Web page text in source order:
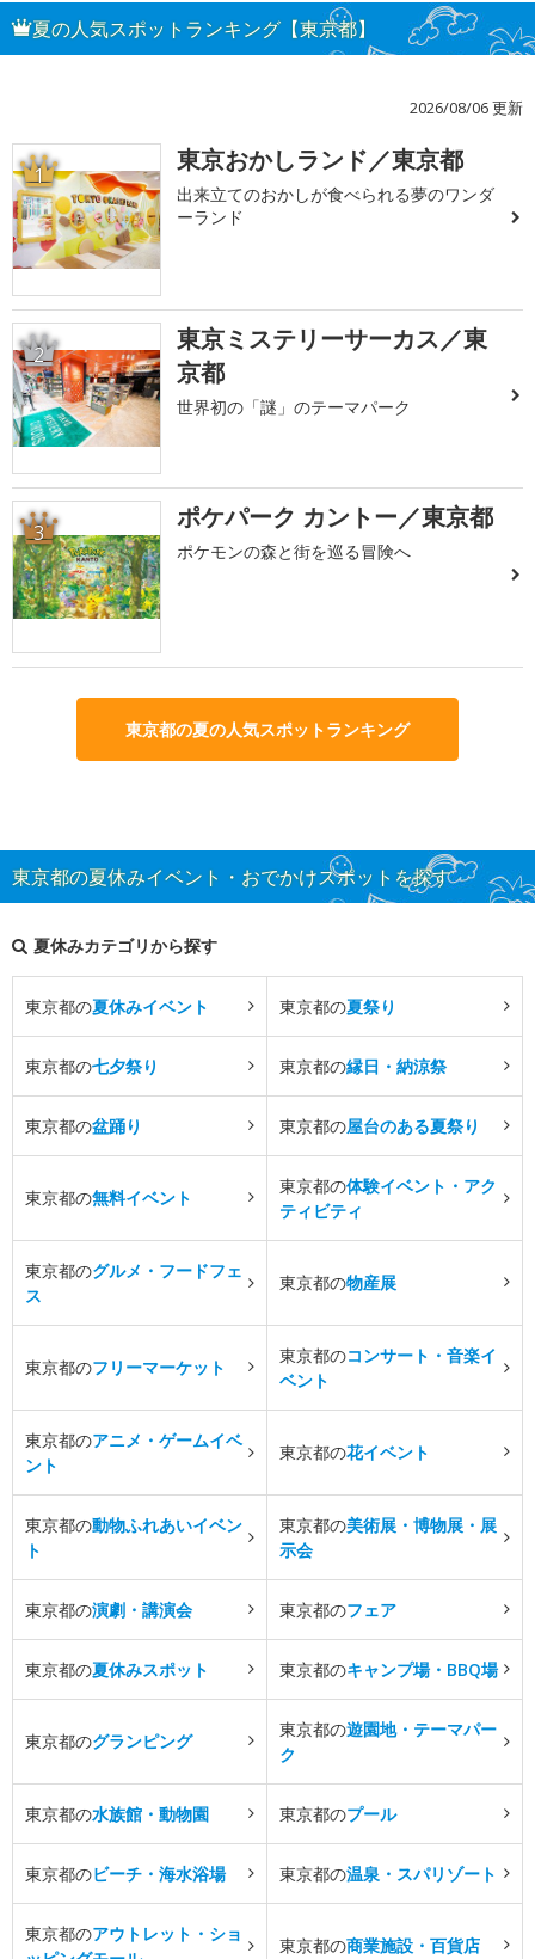
夏の人気スポットランキング【東京都】
2026/08/06 更新
1 東京おかしランド／東京都
出来立てのおかしが食べられる夢のワンダ
ーランド
2
東京ミステリーサーカス／東
京都
世界初の「謎」のテーマパーク
3 ポケパーク カントー／東京都
ポケモンの森と街を巡る冒険へ
東京都の夏の人気スポットランキング
東京都の夏休みイベント・おでかけスポットを探す
夏休みカテゴリから探す
東京都の夏休みイベント 東京都の夏祭り
東京都の七夕祭り 東京都の縁日・納涼祭
東京都の盆踊り 東京都の屋台のある夏祭り
東京都の無料イベント
東京都の体験イベント・アク
ティビティ
東京都のグルメ・フードフェ
ス
東京都の物産展
東京都のフリーマーケット
東京都のコンサート・音楽イ
ベント
東京都のアニメ・ゲームイベ
ント
東京都の花イベント
東京都の動物ふれあいイベン
ト
東京都の美術展・博物展・展
示会
東京都の演劇・講演会 東京都のフェア
東京都の夏休みスポット 東京都のキャンプ場・BBQ場
東京都のグランピング
東京都の遊園地・テーマパー
ク
東京都の水族館・動物園 東京都のプール
東京都のビーチ・海水浴場 東京都の温泉・スパリゾート
東京都のアウトレット・ショ
東京都の商業施設・百貨店